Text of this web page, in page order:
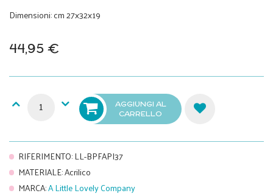
Dimensioni: cm 27x32x19
44,95 €
AGGIUNGI AL
CARRELLO
RIFERIMENTO:LL-BPFAPI37
MATERIALE:Acrilico
MARCA:A Little Lovely Company